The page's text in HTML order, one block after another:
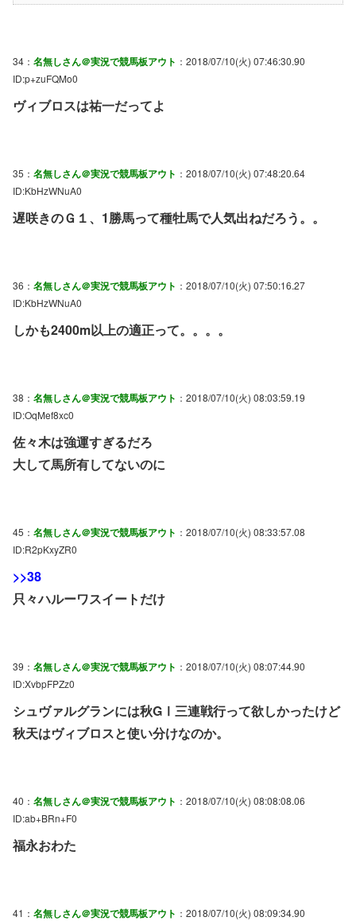
34： 名無しさん＠実況で競馬板アウト ：2018/07/10(火) 07:46:30.90
ID:p+zuFQMo0
ヴィブロスは祐一だってよ
35： 名無しさん＠実況で競馬板アウト ：2018/07/10(火) 07:48:20.64
ID:KbHzWNuA0
遅咲きのＧ１、1勝馬って種牡馬で人気出ねだろう。。
36： 名無しさん＠実況で競馬板アウト ：2018/07/10(火) 07:50:16.27
ID:KbHzWNuA0
しかも2400m以上の適正って。。。。
38： 名無しさん＠実況で競馬板アウト ：2018/07/10(火) 08:03:59.19
ID:OqMef8xc0
佐々木は強運すぎるだろ
大して馬所有してないのに
45： 名無しさん＠実況で競馬板アウト ：2018/07/10(火) 08:33:57.08
ID:R2pKxyZR0
>>38
只々ハルーワスイートだけ
39： 名無しさん＠実況で競馬板アウト ：2018/07/10(火) 08:07:44.90
ID:XvbpFPZz0
シュヴァルグランには秋GⅠ三連戦行って欲しかったけど
秋天はヴィブロスと使い分けなのか。
40： 名無しさん＠実況で競馬板アウト ：2018/07/10(火) 08:08:08.06
ID:ab+BRn+F0
福永おわた
41： 名無しさん＠実況で競馬板アウト ：2018/07/10(火) 08:09:34.90